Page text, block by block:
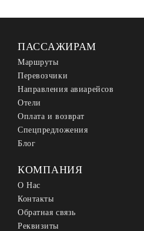
ПАССАЖИРАМ
Маршруты
Перевозчики
Направления авиарейсов
Отели
Оплата и возврат
Спецпредложения
Блог
КОМПАНИЯ
О Нас
Контакты
Обратная связь
Реквизиты